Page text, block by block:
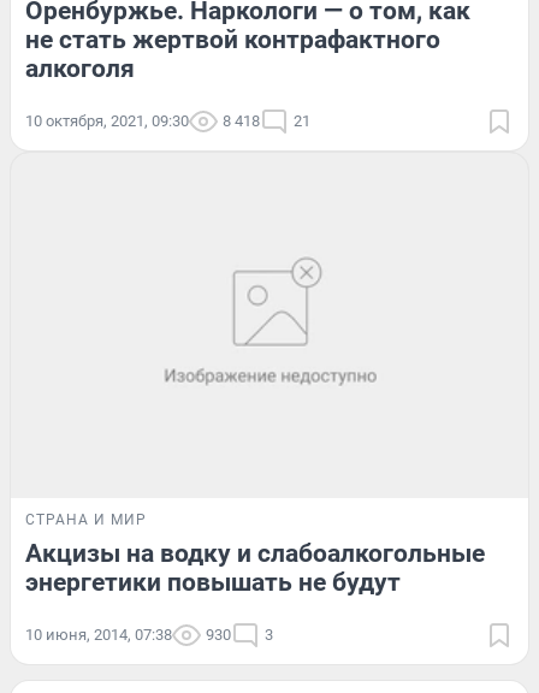
Оренбуржье. Наркологи — о том, как
не стать жертвой контрафактного
алкоголя
10 октября, 2021, 09:30 8 418 21
СТРАНА И МИР
Акцизы на водку и слабоалкогольные
энергетики повышать не будут
10 июня, 2014, 07:38 930 3